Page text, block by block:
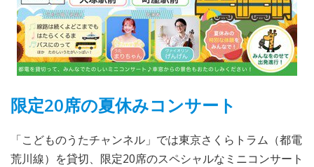
限定20席の夏休みコンサート
「こどものうたチャンネル」では東京さくらトラム（都電
荒川線）を貸切、限定20席のスペシャルなミニコンサート